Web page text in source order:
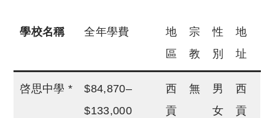
學校名稱 全年學費
地
區
宗
教
性
別
地
址
啓思中學 *
$84,870–
$133,000
西
貢
無
男
女
西
貢